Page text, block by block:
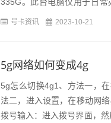
话，大部分人是够用了。但如
号卡资讯 2023-10-21
5g网络如何变成4g
5g怎么切换4g1、方法一，
法二，进入设置，在移动网
拨号输入：进入拨号界面，然